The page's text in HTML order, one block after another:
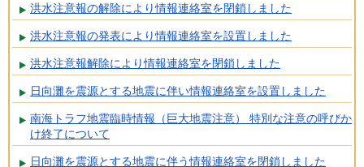
洪水注意報の解除により情報連絡室を閉鎖しました
洪水注意報の発表により情報連絡室を設置しました
洪水注意報解除により情報連絡室を閉鎖しました
日向灘を震源とする地震に伴い情報連絡室を設置しました
南海トラフ地震臨時情報（巨大地震注意） 特別な注意の呼びか
け終了について
日向灘を震源とする地震に伴う情報連絡室を閉鎖しました